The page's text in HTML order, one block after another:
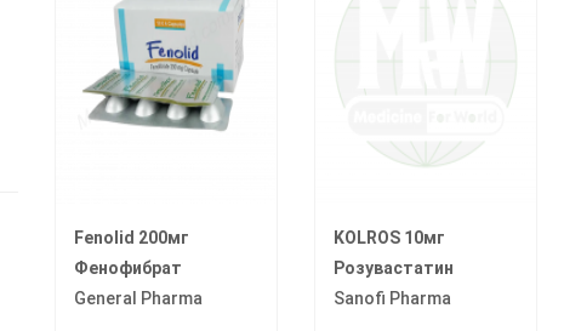
Fenolid 200мг
Фенофибрат
General Pharma
KOLROS 10мг
Розувастатин
Sanofi Pharma